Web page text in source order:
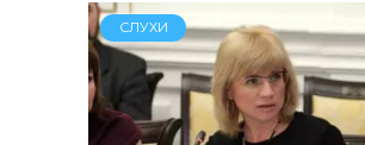
СЛУХИ